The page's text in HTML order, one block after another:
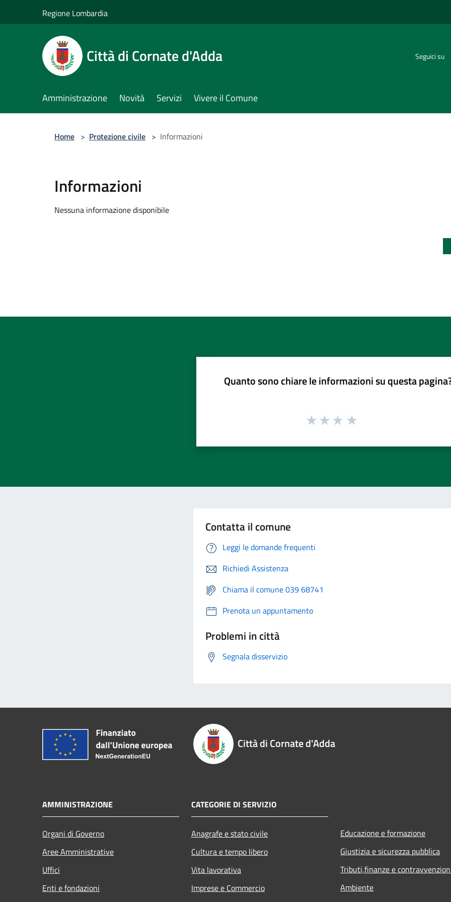
Regione Lombardia
Città di Cornate d'Adda Seguici su
Amministrazione Novità Servizi Vivere il Comune
Home > Protezione civile > Informazioni
Informazioni
Nessuna informazione disponibile
Quanto sono chiare le informazioni su questa
Contatta il comune
Leggi le domande frequenti
Richiedi Assistenza
Chiama il comune 039 68741
Prenota un appuntamento
Problemi in città
Segnala disservizio
Città di Cornate d'Adda
AMMINISTRAZIONE
Organi di Governo
Aree Amministrative
Uffici
Enti e fondazioni
CATEGORIE DI SERVIZIO
Anagrafe e stato civile
Cultura e tempo libero
Vita lavorativa
Imprese e Commercio
Educazione e formazione
Giustizia e sicurezza pubblica
Tributi,finanze e
Ambiente